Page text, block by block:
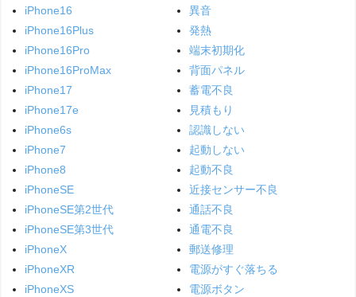
iPhone16
iPhone16Plus
iPhone16Pro
iPhone16ProMax
iPhone17
iPhone17e
iPhone6s
iPhone7
iPhone8
iPhoneSE
iPhoneSE第2世代
iPhoneSE第3世代
iPhoneX
iPhoneXR
iPhoneXS
異音
発熱
端末初期化
背面パネル
蓄電不良
見積もり
認識しない
起動しない
起動不良
近接センサー不良
通話不良
通電不良
郵送修理
電源がすぐ落ちる
電源ボタン